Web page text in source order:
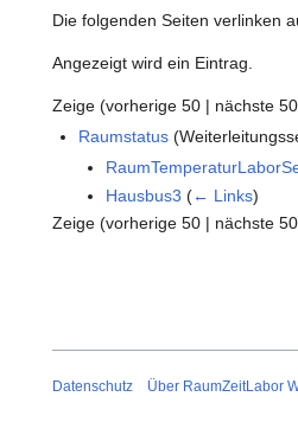
Die folgenden Seiten verlinken
Angezeigt wird ein Eintrag.
Zeige (vorherige 50 | nächste 50
Raumstatus
Hausbus3 (← Links)
Zeige (vorherige 50 | nächste 50
Datenschutz Über RaumZeitLabor